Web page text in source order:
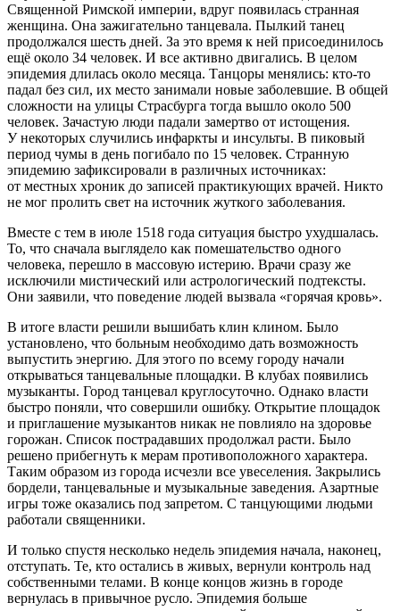
Священной Римской империи, вдруг появилась странная
женщина. Она зажигательно танцевала. Пылкий танец
продолжался шесть дней. За это время к ней присоединилось
ещё около 34 человек. И все активно двигались. В целом
эпидемия длилась около месяца. Танцоры менялись: кто-то
падал без сил, их место занимали новые заболевшие. В общей
сложности на улицы Страсбурга тогда вышло около 500
человек. Зачастую люди падали замертво от истощения.
У некоторых случились инфаркты и инсульты. В пиковый
период чумы в день погибало по 15 человек. Странную
эпидемию зафиксировали в различных источниках:
от местных хроник до записей практикующих врачей. Никто
не мог пролить свет на источник жуткого заболевания.
Вместе с тем в июле 1518 года ситуация быстро ухудшалась.
То, что сначала выглядело как помешательство одного
человека, перешло в массовую истерию. Врачи сразу же
исключили мистический или астрологический подтексты.
Они заявили, что поведение людей вызвала «горячая кровь».
В итоге власти решили вышибать клин клином. Было
установлено, что больным необходимо дать возможность
выпустить энергию. Для этого по всему городу начали
открываться танцевальные площадки. В клубах появились
музыканты. Город танцевал круглосуточно. Однако власти
быстро поняли, что совершили ошибку. Открытие площадок
и приглашение музыкантов никак не повлияло на здоровье
горожан. Список пострадавших продолжал расти. Было
решено прибегнуть к мерам противоположного характера.
Таким образом из города исчезли все увеселения. Закрылись
бордели, танцевальные и музыкальные заведения. Азартные
игры тоже оказались под запретом. С танцующими людьми
работали священники.
И только спустя несколько недель эпидемия начала, наконец,
отступать. Те, кто остались в живых, вернули контроль над
собственными телами. В конце концов жизнь в городе
вернулась в привычное русло. Эпидемия больше